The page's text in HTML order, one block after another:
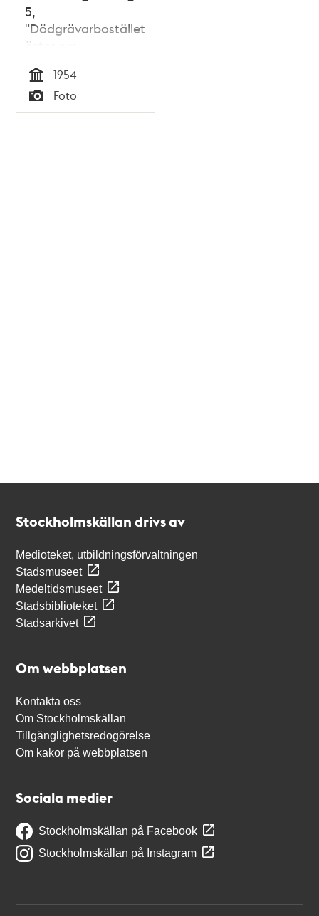
5,
"Dödgrävarbostället",
öster om
Gullmarsplan
Tid
1954
Typ
Foto
Stockholmskällan drivs av
Medioteket, utbildningsförvaltningen
Stadsmuseet
Medeltidsmuseet
Stadsbiblioteket
Stadsarkivet
Om webbplatsen
Kontakta oss
Om Stockholmskällan
Tillgänglighetsredogörelse
Om kakor på webbplatsen
Sociala medier
Stockholmskällan på Facebook
Stockholmskällan på Instagram